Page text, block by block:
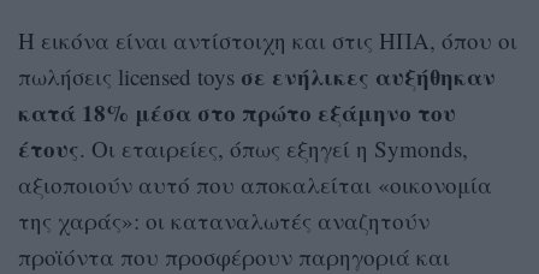
Η εικόνα είναι αντίστοιχη και στις ΗΠΑ, όπου οι
πωλήσεις licensed toys σε ενήλικες αυξήθηκαν
κατά 18% μέσα στο πρώτο εξάμηνο του
έτους. Οι εταιρείες, όπως εξηγεί η Symonds,
αξιοποιούν αυτό που αποκαλείται «οικονομία
της χαράς»: οι καταναλωτές αναζητούν
προϊόντα που προσφέρουν παρηγοριά και